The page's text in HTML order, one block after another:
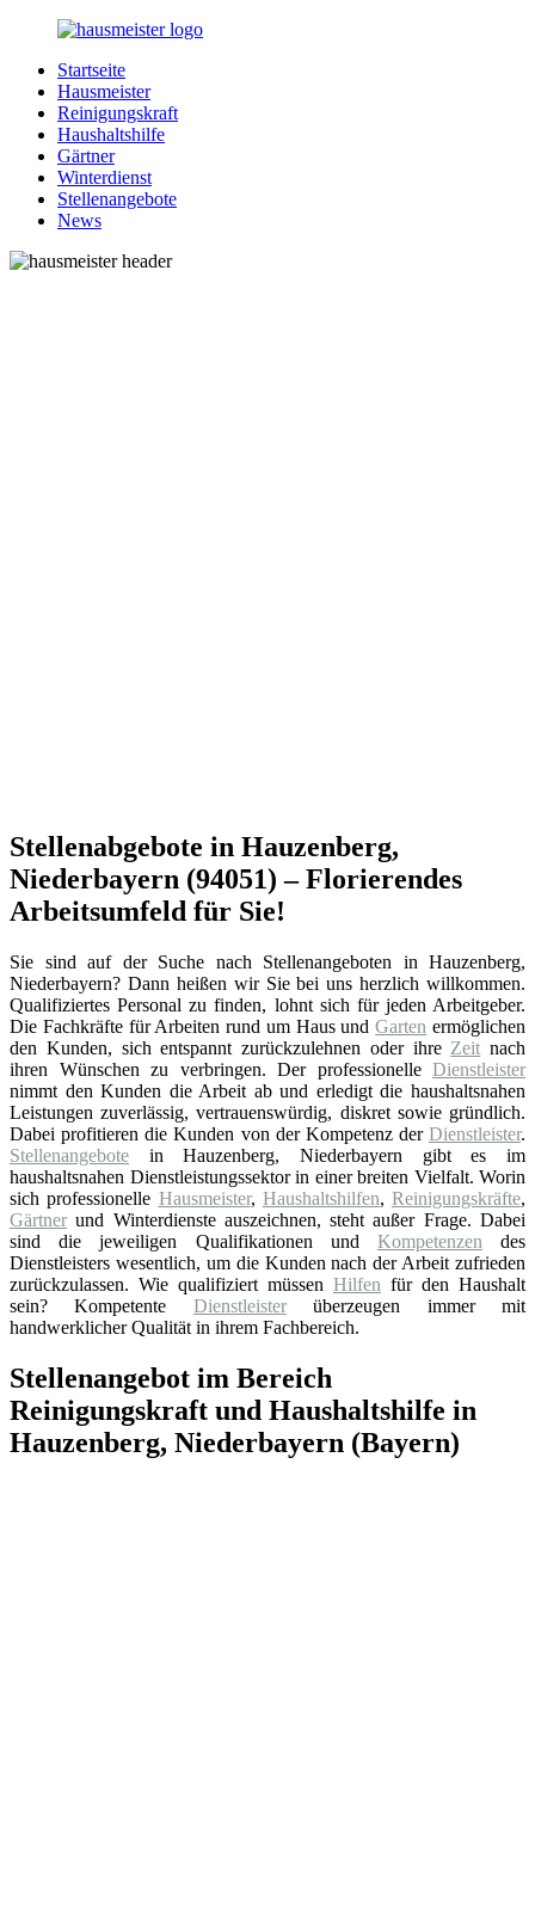
Zurück
Inhalt
Hausmeister.de
Alles
rund
Ihren
Haushalt
Startseite
Hausmeister
Reinigungskraft
Haushaltshilfe
Gärtner
Winterdienst
Stellenangebote
News
Stellenabgebote in Hauzenberg,
Niederbayern (94051) – Florierendes
Arbeitsumfeld für Sie!
Sie sind auf der Suche nach Stellenangeboten in Hauzenberg,
Niederbayern? Dann heißen wir Sie bei uns herzlich willkommen.
Qualifiziertes Personal zu finden, lohnt sich für jeden Arbeitgeber.
Die Fachkräfte für Arbeiten rund um Haus undGarten ermöglichen
den Kunden, sich entspannt zurückzulehnen oder ihre Zeit nach
ihren Wünschen zu verbringen. Der professionelle Dienstleister
nimmt den Kunden die Arbeit ab und erledigt die haushaltsnahen
Leistungen zuverlässig, vertrauenswürdig, diskret sowie gründlich.
Dabei profitieren die Kunden von der Kompetenz der Dienstleister.
Stellenangebote in Hauzenberg, Niederbayern gibt es im
haushaltsnahen Dienstleistungssektor in einer breiten Vielfalt. Worin
sich professionelle Hausmeister, Haushaltshilfen, Reinigungskräfte,
Gärtner und Winterdienste auszeichnen, steht außer Frage. Dabei
sind die jeweiligen Qualifikationen und Kompetenzen des
Dienstleisters wesentlich, um die Kunden nach der Arbeit zufrieden
zurückzulassen. Wie qualifiziert müssen Hilfen für den Haushalt
sein? Kompetente Dienstleisterüberzeugen immer mit
handwerklicher Qualität in ihrem Fachbereich.
Stellenangebot im Bereich
Reinigungskraft und Haushaltshilfe in
Hauzenberg, Niederbayern (Bayern)